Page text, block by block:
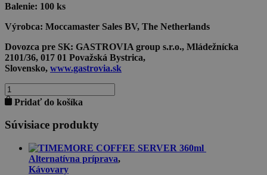
Balenie: 100 ks
Výrobca: Moccamaster Sales BV, The Netherlands
Dovozca pre SK: GASTROVIA group s.r.o., Mládežnícka
2101/36, 017 01 Považská Bystrica,
Slovensko, www.gastrovia.sk
množstvo
MOCCAMASTER
filter
veľký
Pridať do košíka
Súvisiace produkty
Alternatívna príprava,
Kávovary